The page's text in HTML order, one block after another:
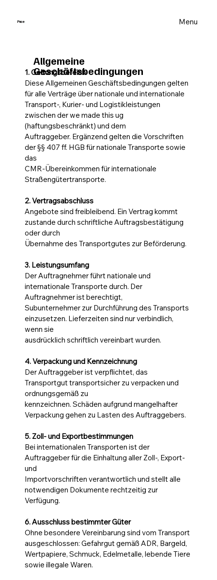
Pace. Menu
Allgemeine
Geschäftsbedingungen
1. Geltungsbereich
Diese Allgemeinen Geschäftsbedingungen gelten
für alle Verträge über nationale und internationale
Transport-, Kurier- und Logistikleistungen
zwischen der we made this ug
(haftungsbeschränkt) und dem
Auftraggeber. Ergänzend gelten die Vorschriften
der §§ 407 ff. HGB für nationale Transporte sowie
das
CMR-Übereinkommen für internationale
Straßengütertransporte.
2. Vertragsabschluss
Angebote sind freibleibend. Ein Vertrag kommt
zustande durch schriftliche Auftragsbestätigung
oder durch
Übernahme des Transportgutes zur Beförderung.
3. Leistungsumfang
Der Auftragnehmer führt nationale und
internationale Transporte durch. Der
Auftragnehmer ist berechtigt,
Subunternehmer zur Durchführung des Transports
einzusetzen. Lieferzeiten sind nur verbindlich,
wenn sie
ausdrücklich schriftlich vereinbart wurden.
4. Verpackung und Kennzeichnung
Der Auftraggeber ist verpflichtet, das
Transportgut transportsicher zu verpacken und
ordnungsgemäß zu
kennzeichnen. Schäden aufgrund mangelhafter
Verpackung gehen zu Lasten des Auftraggebers.
5. Zoll- und Exportbestimmungen
Bei internationalen Transporten ist der
Auftraggeber für die Einhaltung aller Zoll-, Export-
und
Importvorschriften verantwortlich und stellt alle
notwendigen Dokumente rechtzeitig zur
Verfügung.
6. Ausschluss bestimmter Güter
Ohne besondere Vereinbarung sind vom Transport
ausgeschlossen: Gefahrgut gemäß ADR, Bargeld,
Wertpapiere, Schmuck, Edelmetalle, lebende Tiere
sowie illegale Waren.